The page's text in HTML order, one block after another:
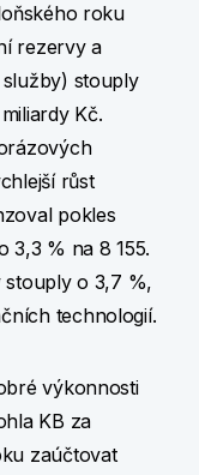
roku
rezervy a
stouply
Kč.
růst
pokles
3,3 % na 8 155.
stouply o 3,7 %,
technologií.
výkonnosti
KB za
zaúčtovat